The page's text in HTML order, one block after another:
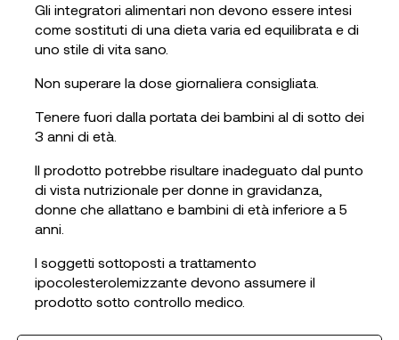
Gli integratori alimentari non devono essere intesi
come sostituti di una dieta varia ed equilibrata e di
uno stile di vita sano.
Non superare la dose giornaliera consigliata.
Tenere fuori dalla portata dei bambini al di sotto dei
3 anni di età.
Il prodotto potrebbe risultare inadeguato dal punto
di vista nutrizionale per donne in gravidanza,
donne che allattano e bambini di età inferiore a 5
anni.
I soggetti sottoposti a trattamento
ipocolesterolemizzante devono assumere il
prodotto sotto controllo medico.